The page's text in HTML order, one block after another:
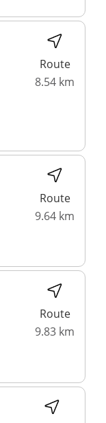
Route
8.54 km
Route
9.64 km
Route
9.83 km